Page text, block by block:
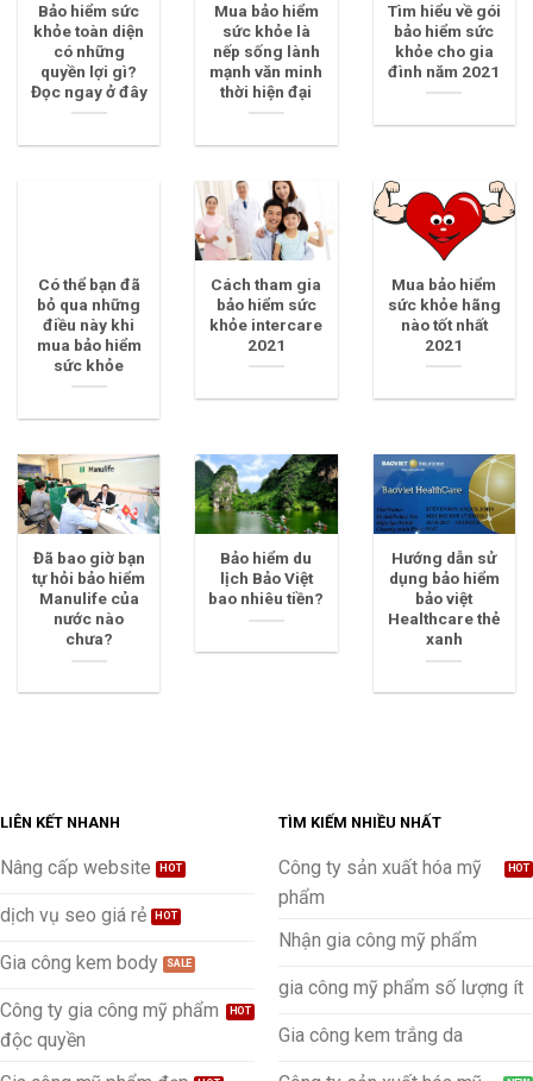
Bảo hiểm sức
khỏe toàn diện
có những
quyền lợi gì?
Đọc ngay ở đây
Mua bảo hiểm
sức khỏe là
nếp sống lành
mạnh văn minh
thời hiện đại
Tìm hiểu về gói
bảo hiểm sức
khỏe cho gia
đình năm 2021
Có thể bạn đã
bỏ qua những
điều này khi
mua bảo hiểm
sức khỏe
Cách tham gia
bảo hiểm sức
khỏe intercare
2021
Mua bảo hiểm
sức khỏe hãng
nào tốt nhất
2021
Đã bao giờ bạn
tự hỏi bảo hiểm
Manulife của
nước nào
chưa?
Bảo hiểm du
lịch Bảo Việt
bao nhiêu tiền?
Hướng dẫn sử
dụng bảo hiểm
bảo việt
Healthcare thẻ
xanh
LIÊN KẾT NHANH
Nâng cấp website
dịch vụ seo giá rẻ
Gia công kem body
Công ty gia công mỹ phẩm
độc quyền
TÌM KIẾM NHIỀU NHẤT
Công ty sản xuất hóa mỹ
phẩm
Nhận gia công mỹ phẩm
gia công mỹ phẩm số lượng ít
Gia công kem trắng da